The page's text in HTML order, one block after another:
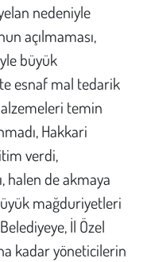
nedeniyle
açılmaması,
büyük
esnaf mal tedarik
temin
Hakkari
verdi,
halen de akmaya
mağduriyetleri
İl Özel
kadar yöneticilerin